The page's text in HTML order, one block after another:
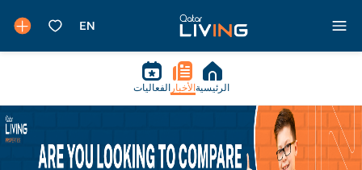
الرئيسية الأخبار الفعاليات